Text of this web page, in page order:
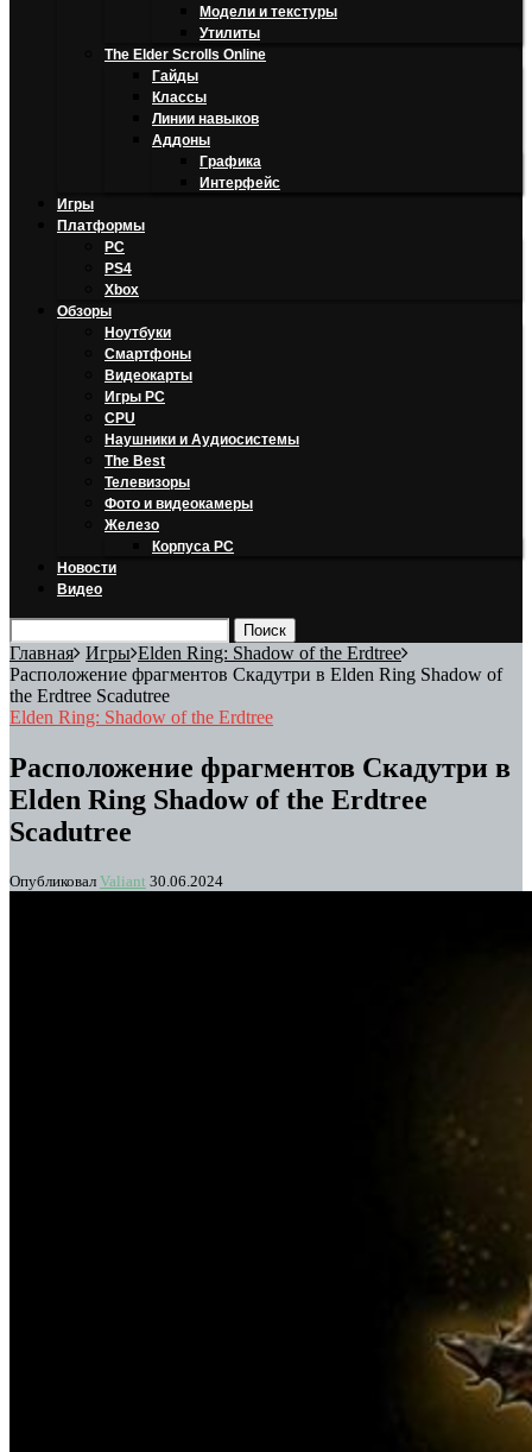
Модели и текстуры
Утилиты
The Elder Scrolls Online
Гайды
Классы
Линии навыков
Аддоны
Графика
Интерфейс
Игры
Платформы
PC
PS4
Xbox
Обзоры
Ноутбуки
Смартфоны
Видеокарты
Игры PC
CPU
Наушники и Аудиосистемы
The Best
Телевизоры
Фото и видеокамеры
Железо
Корпуса PC
Новости
Видео
Главная Игры Elden Ring: Shadow of the Erdtree
Расположение фрагментов Скадутри в Elden Ring Shadow of
the Erdtree Scadutree
Elden Ring: Shadow of the Erdtree
Расположение фрагментов Скадутри в
Elden Ring Shadow of the Erdtree
Scadutree
Опубликовал Valiant 30.06.2024